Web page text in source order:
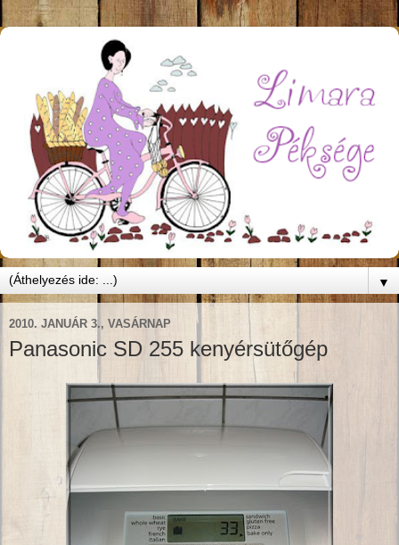
▼
2010. JANUÁR 3., VASÁRNAP
Panasonic SD 255 kenyérsütőgép